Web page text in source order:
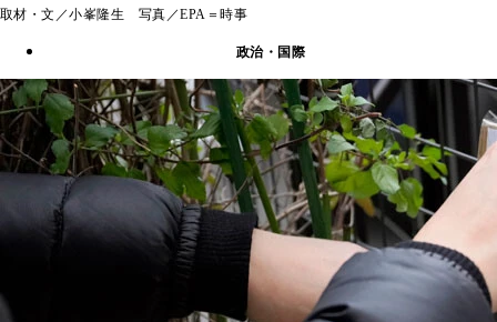
取材・文／小峯隆生 写真／EPA＝時事
政治・国際